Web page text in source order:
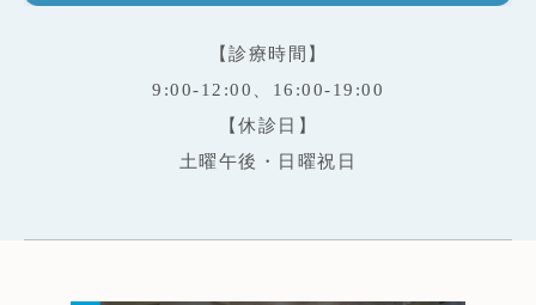
【診療時間】
9:00-12:00、16:00-19:00
【休診日】
土曜午後・日曜祝日